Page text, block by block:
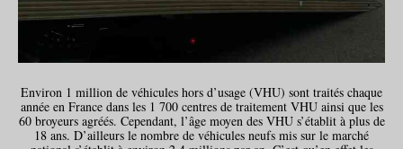
Environ 1 million de véhicules hors d’usage (VHU) sont traités chaque
année en France dans les 1 700 centres de traitement VHU ainsi que les
60 broyeurs agréés. Cependant, l’âge moyen des VHU s’établit à plus de
18 ans. D’ailleurs le nombre de véhicules neufs mis sur le marché